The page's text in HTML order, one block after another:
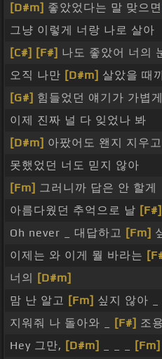
[D#m] 좋았었다는 말 맞으면
그냥 이렇게 너랑 나로 살아
[C#] [F#] 나도 좋았어 너의
오직 나만 [D#m] 살았을 때
[G#] 힘들었던 얘기가 가볍
이제 진짜 널 다 잊었나 봐
[D#m] 아팠어도 왠지 지우
못했었던 너도 믿지 않아
[Fm] 그러니까 답은 안 할게
아름다웠던 추억으로 날 [F#]
Oh never _ 대답하고 [Fm]
이제는 와 이게 뭘 바라는
너의
[D#m]
맘 난 알고 [Fm] 싶지 않아 _
지워줘 나 돌아와 _
[F#] 조
Hey 그만, [D#m] [Fm]